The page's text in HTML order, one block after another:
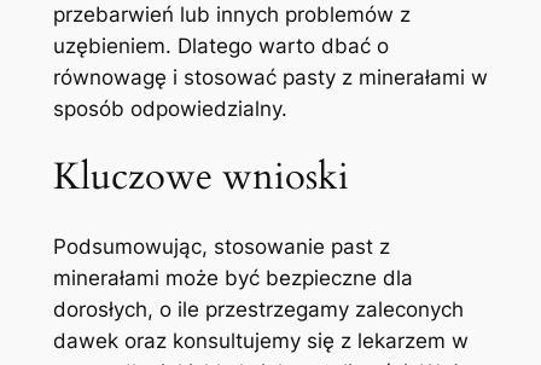
przebarwień lub innych problemów z
uzębieniem. Dlatego warto dbać o
równowagę i stosować pasty z minerałami w
⁤sposób odpowiedzialny.
Kluczowe wnioski
Podsumowując, stosowanie⁤ past z
minerałami może być bezpieczne⁣ dla
⁤dorosłych, o ile przestrzegamy⁤ zaleconych
dawek oraz konsultujemy się z lekarzem ⁤w